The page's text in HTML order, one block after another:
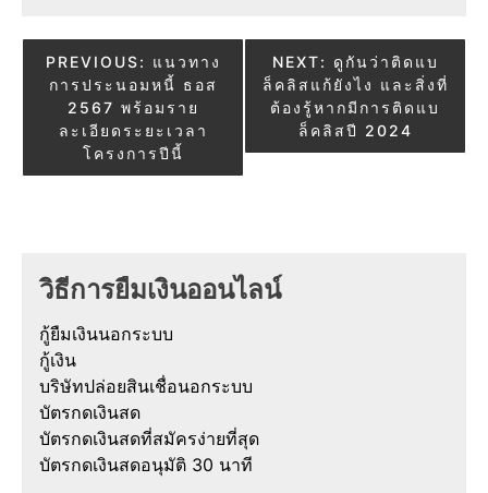
Post
navigation
PREVIOUS: แนวทาง
การประนอมหนี้ ธอส
2567 พร้อมราย
ละเอียดระยะเวลา
โครงการปีนี้
NEXT: ดูกันว่าติดแบ
ล็คลิสแก้ยังไง และสิ่งที่
ต้องรู้หากมีการติดแบ
ล็คลิสปี 2024
วิธีการยืมเงินออนไลน์
กู้ยืมเงินนอกระบบ
กู้เงิน
บริษัทปล่อยสินเชื่อนอกระบบ
บัตรกดเงินสด
บัตรกดเงินสดที่สมัครง่ายที่สุด
บัตรกดเงินสดอนุมัติ 30 นาที